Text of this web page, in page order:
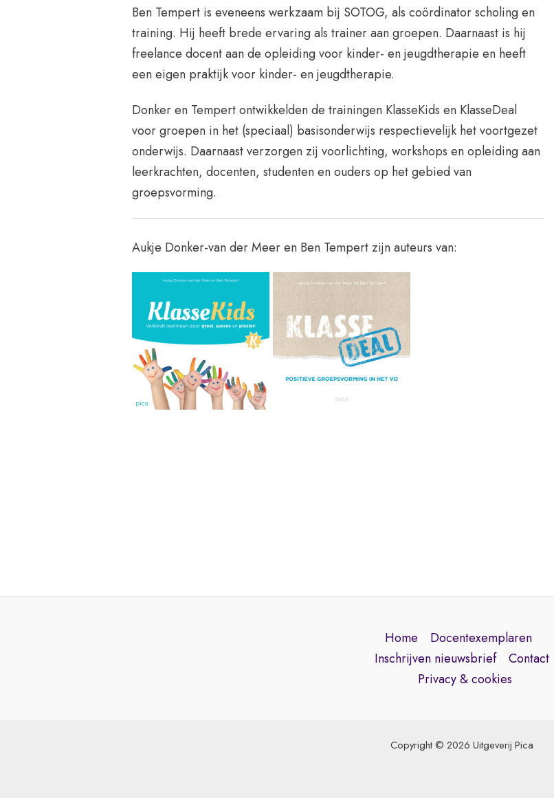
Ben Tempert is eveneens werkzaam bij SOTOG, als coördinator scholing en
training. Hij heeft brede ervaring als trainer aan groepen. Daarnaast is hij
freelance docent aan de opleiding voor kinder- en jeugdtherapie en heeft
een eigen praktijk voor kinder- en jeugdtherapie.
Donker en Tempert ontwikkelden de trainingen KlasseKids en KlasseDeal
voor groepen in het (speciaal) basisonderwijs respectievelijk het voortgezet
onderwijs. Daarnaast verzorgen zij voorlichting, workshops en opleiding aan
leerkrachten, docenten, studenten en ouders op het gebied van
groepsvorming.
Aukje Donker-van der Meer en Ben Tempert zijn auteurs van:
Home
Docentexemplaren
Inschrijven nieuwsbrief
Contact
Privacy & cookies
Copyright © 2026 Uitgeverij Pica